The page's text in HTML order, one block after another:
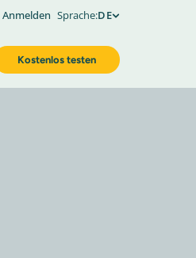
Anmelden Sprache:DE
Kostenlos testen